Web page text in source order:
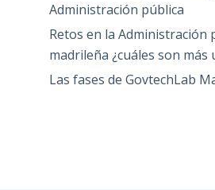
Administración pública
Retos en la Administración
madrileña ¿cuáles son más
Las fases de GovtechLab